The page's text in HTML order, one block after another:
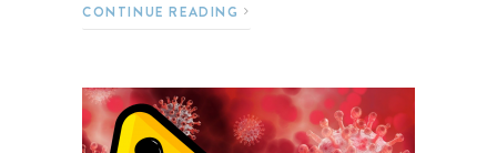
CONTINUE READING